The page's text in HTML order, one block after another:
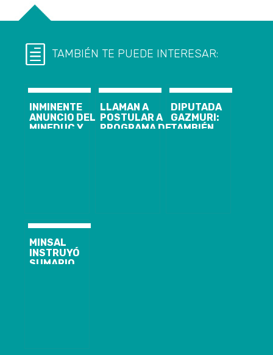
TAMBIÉN TE PUEDE INTERESAR:
INMINENTE
ANUNCIO DEL
MINEDUC Y
RESPIRATORIAS
LLAMAN A
POSTULAR A
PROGRAMA DE
DIPUTADA
GAZMURI:
TAMBIÉN
MINSAL
INSTRUYÓ
SUMARIO